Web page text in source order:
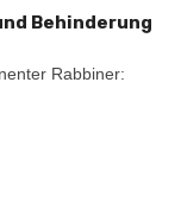
und Behinderung
Rabbiner: